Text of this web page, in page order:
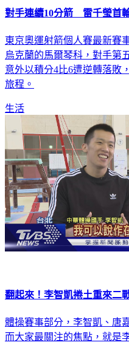
對手連續10分箭 雷千瑩首
東京奧運射箭個人賽最新賽
烏克蘭的馬爾琴科，對手第
意外以積分4比6遭逆轉落敗
旅程。
生活
翻起來！李智凱捲土重來
體操賽事部分，李智凱、唐
而大家最關注的焦點，就是